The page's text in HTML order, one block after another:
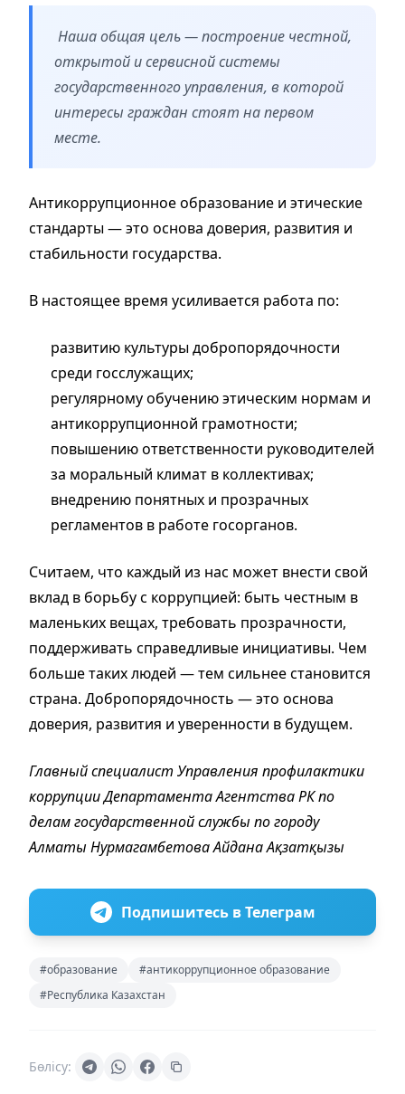
Наша общая цель — построение честной,
открытой и сервисной системы
государственного управления, в которой
интересы граждан стоят на первом
месте.
Антикоррупционное образование и этические
стандарты — это основа доверия, развития и
стабильности государства.
В настоящее время усиливается работа по:
развитию культуры добропорядочности
среди госслужащих;
регулярному обучению этическим нормам и
антикоррупционной грамотности;
повышению ответственности руководителей
за моральный климат в коллективах;
внедрению понятных и прозрачных
регламентов в работе госорганов.
Считаем, что каждый из нас может внести свой
вклад в борьбу с коррупцией: быть честным в
маленьких вещах, требовать прозрачности,
поддерживать справедливые инициативы. Чем
больше таких людей — тем сильнее становится
страна. Добропорядочность — это основа
доверия, развития и уверенности в будущем.
Главный специалист Управления профилактики
коррупции Департамента Агентства РК по
делам государственной службы по городу
Алматы Нурмагамбетова Айдана Ақзатқызы
Подпишитесь в Телеграм
#образование
#антикоррупционное образование
#Республика Казахстан
Бөлісу: